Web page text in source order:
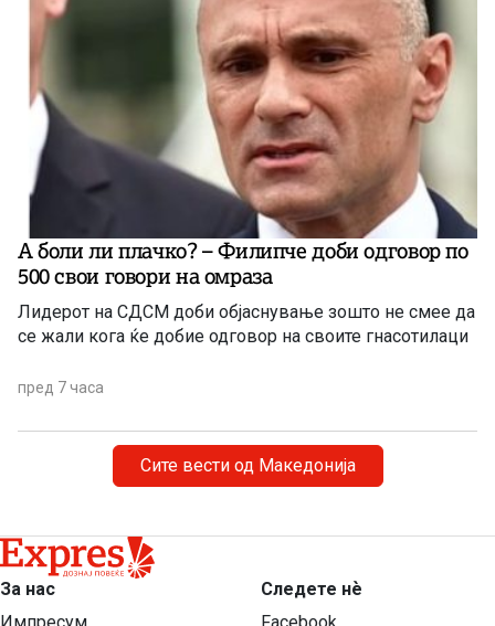
А боли ли плачко? – Филипче доби одговор по
500 свои говори на омраза
Лидерот на СДСМ доби објаснување зошто не смее да
се жали кога ќе добие одговор на своите гнасотилаци
пред 7 часа
Сите вести од Македонија
За нас
Следете нѐ